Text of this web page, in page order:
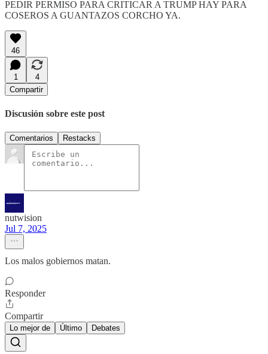
PEDIR PERMISO PARA CRITICAR A TRUMP HAY PARA
COSEROS A GUANTAZOS CORCHO YA.
46
1
4
Compartir
Discusión sobre este post
Comentarios Restacks
nutwision
Jul 7, 2025
Los malos gobiernos matan.
Responder
Compartir
Lo mejor de Último Debates